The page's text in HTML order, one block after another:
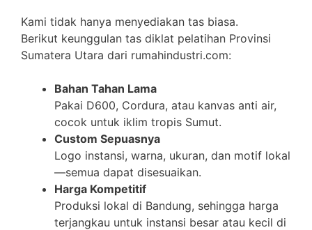
Kami tidak hanya menyediakan tas biasa.
Berikut keunggulan tas diklat pelatihan Provinsi
Sumatera Utara dari rumahindustri.com:
Bahan Tahan Lama
Pakai D600, Cordura, atau kanvas anti air,
cocok untuk iklim tropis Sumut.
Custom Sepuasnya
Logo instansi, warna, ukuran, dan motif lokal
—semua dapat disesuaikan.
Harga Kompetitif
Produksi lokal di Bandung, sehingga harga
terjangkau untuk instansi besar atau kecil di